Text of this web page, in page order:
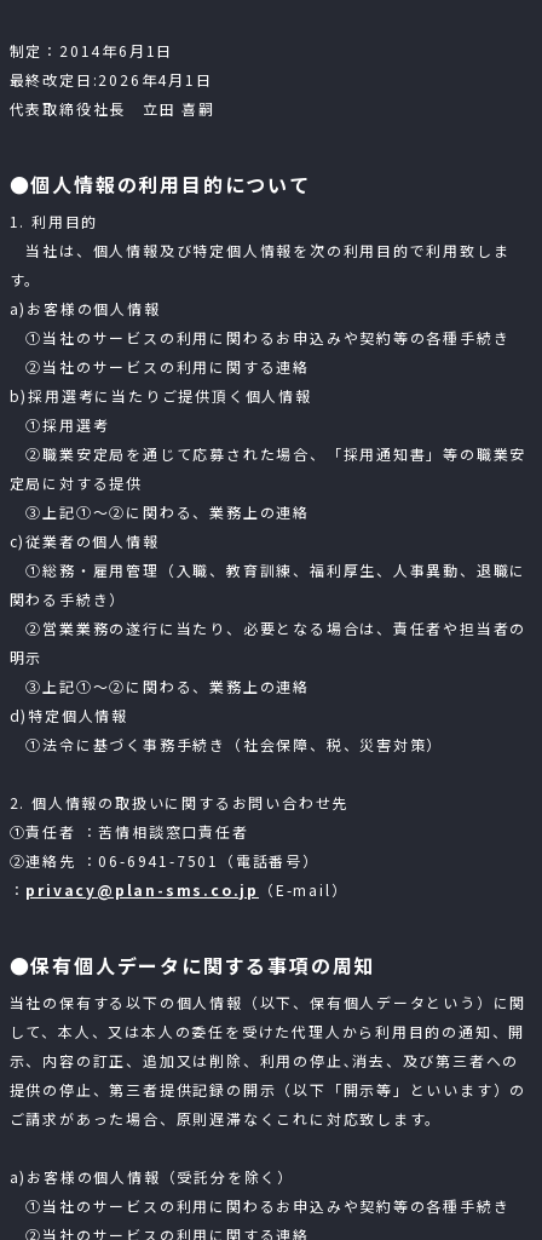
制定：2014年6月1日
最終改定日:2026年4月1日
代表取締役社長 立田 喜嗣
●個人情報の利用目的について
1. 利用目的
当社は、個人情報及び特定個人情報を次の利用目的で利用致しま
す。
a)お客様の個人情報
①当社のサービスの利用に関わるお申込みや契約等の各種手続き
②当社のサービスの利用に関する連絡
b)採用選考に当たりご提供頂く個人情報
①採用選考
②職業安定局を通じて応募された場合、「採用通知書」等の職業安
定局に対する提供
③上記①～②に関わる、業務上の連絡
c)従業者の個人情報
①総務・雇用管理（入職、教育訓練、福利厚生、人事異動、退職に
関わる手続き）
②営業業務の遂行に当たり、必要となる場合は、責任者や担当者の
明示
③上記①～②に関わる、業務上の連絡
d)特定個人情報
①法令に基づく事務手続き（社会保障、税、災害対策）
2. 個人情報の取扱いに関するお問い合わせ先
①責任者 ：苦情相談窓口責任者
②連絡先 ：06-6941-7501（電話番号）
： privacy@plan-sms.co.jp （E-mail）
●保有個人データに関する事項の周知
当社の保有する以下の個人情報（以下、保有個人データという）に関
して、本人、又は本人の委任を受けた代理人から利用目的の通知、開
示、内容の訂正、追加又は削除、利用の停止､消去、及び第三者への
提供の停止、第三者提供記録の開示（以下「開示等」といいます）の
ご請求があった場合、原則遅滞なくこれに対応致します。
a)お客様の個人情報（受託分を除く）
①当社のサービスの利用に関わるお申込みや契約等の各種手続き
②当社のサービスの利用に関する連絡